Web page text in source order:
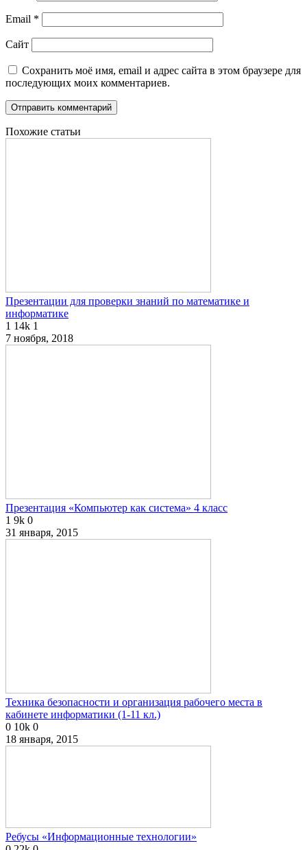
Email *
Сайт
Сохранить моё имя, email и адрес сайта в этом браузере для
последующих моих комментариев.
Похожие статьи
Презентации для проверки знаний по математике и
информатике
1 14k 1
7 ноября, 2018
Презентация «Компьютер как система» 4 класс
1 9k 0
31 января, 2015
Техника безопасности и организация рабочего места в
кабинете информатики (1-11 кл.)
0 10k 0
18 января, 2015
Ребусы «Информационные технологии»